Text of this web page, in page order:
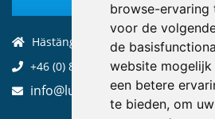
browse-ervaring
voor de
de
website mogelijk
een betere
te bieden, om
Hästängsuddsvägen 19, 184 94,
+46 (0) 8-970 970
info@luptechnologies.com